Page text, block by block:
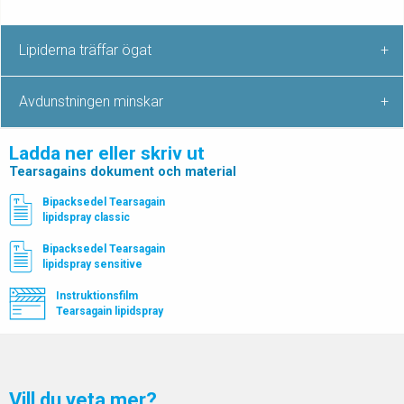
Lipiderna träffar ögat
Avdunstningen minskar
Ladda ner eller skriv ut
Tearsagains dokument och material
Bipacksedel Tearsagain
lipidspray classic
Bipacksedel Tearsagain
lipidspray sensitive
Instruktionsfilm
Tearsagain lipidspray